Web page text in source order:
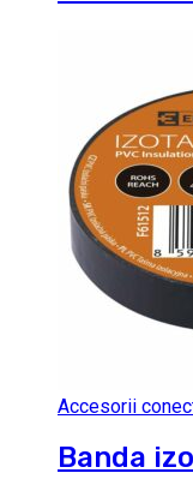
Accesorii
Banda